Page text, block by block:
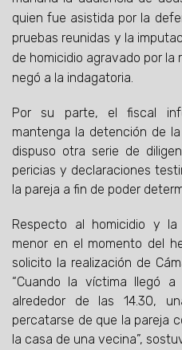
quien fue asistida por la
pruebas reunidas y la
de homicidio agravado por la
negó a la indagatoria.
Por su parte, el fiscal
mantenga la detención de
dispuso otra serie de
pericias y declaraciones
la pareja a fin de poder
Respecto al homicidio y
menor en el momento del
solicito la realización de
“Cuando la víctima llegó
alrededor de las 14.30,
percatarse de que la pareja
la casa de una vecina”,